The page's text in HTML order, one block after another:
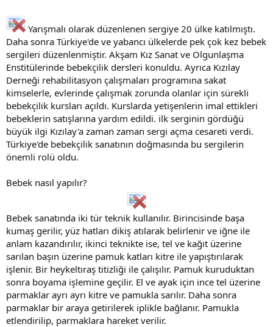
Yarışmalı olarak düzenlenen sergiye 20 ülke katılmıştı.
Daha sonra Türkiye'de ve yabancı ülkelerde pek çok kez bebek
sergileri düzenlenmiştir. Akşam Kız Sanat ve Olgunlaşma
Enstitülerinde bebekçilik dersleri konuldu. Ayrıca Kızılay
Derneği rehabilitasyon çalışmaları programına sakat
kimselerle, evlerinde çalışmak zorunda olanlar için sürekli
bebekçilik kursları açıldı. Kurslarda yetişenlerin imal ettikleri
bebeklerin satışlarına yardım edildi. ilk serginin gördüğü
büyük ilgi Kızılay'a zaman zaman sergi açma cesareti verdi.
Türkiye'de bebekçilik sanatının doğmasında bu sergilerin
önemli rolü oldu.
Bebek nasıl yapılır?
Bebek sanatında iki tür teknik kullanılır. Birincisinde başa
kumaş gerilir, yüz hatları dikiş atılarak belirlenir ve iğne ile
anlam kazandırılır, ikinci teknikte ise, tel ve kağıt üzerine
sarılan başın üzerine pamuk katları kitre ile yapıştırılarak
işlenir. Bir heykeltıraş titizliği ile çalışılır. Pamuk kuruduktan
sonra boyama işlemine geçilir. El ve ayak için ince tel üzerine
parmaklar ayrı ayrı kitre ve pamukla sarılır. Daha sonra
parmaklar bir araya getirilerek iplikle bağlanır. Pamukla
etlendirilip, parmaklara hareket verilir.